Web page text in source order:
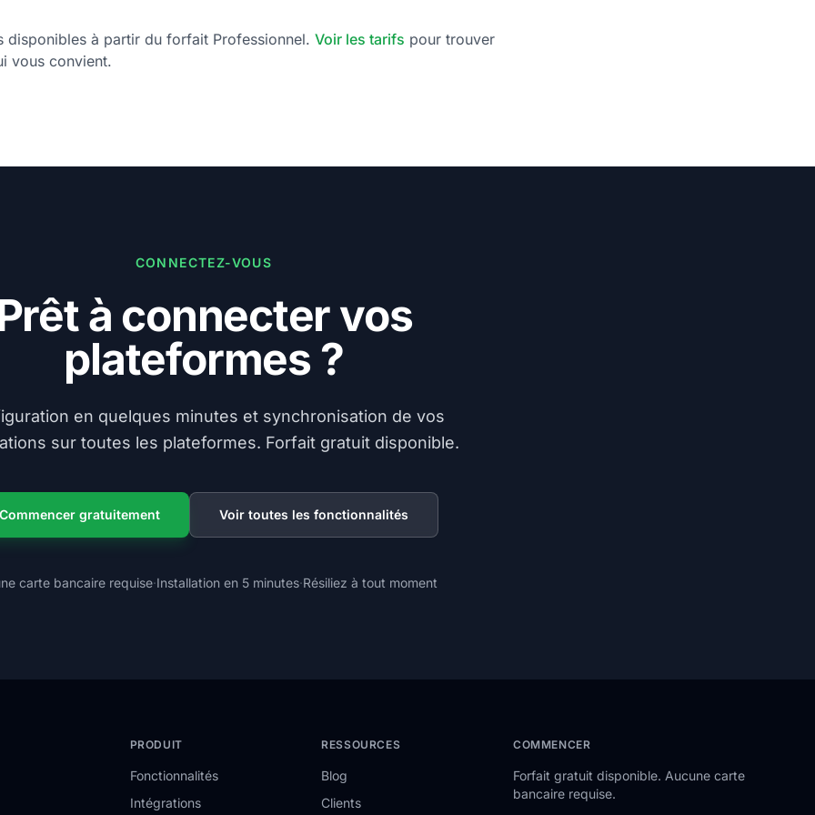
disponibles à partir du forfait Professionnel. Voir les tarifs pour trouver
vous convient.
CONNECTEZ-VOUS
à connecter vos
plateformes ?
en quelques minutes et synchronisation de vos
sur toutes les plateformes. Forfait gratuit disponible.
Commencer gratuitement Voir toutes les fonctionnalités
carte bancaire requise·Installation en 5 minutes·Résiliez à tout moment
PRODUIT
Fonctionnalités
Intégrations
RESSOURCES
Blog
Clients
COMMENCER
Forfait gratuit disponible. Aucune carte
bancaire requise.